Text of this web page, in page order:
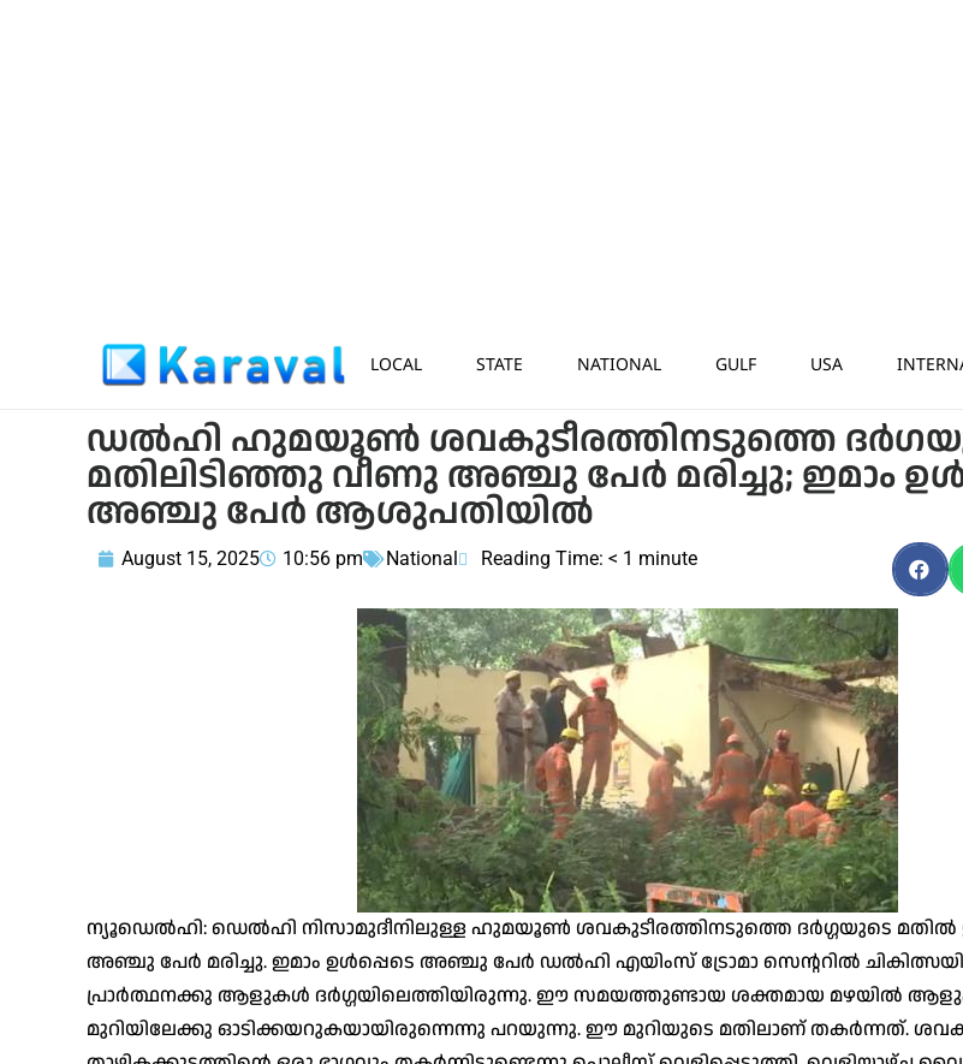
LOCAL STATE NATIONAL GULF USA
ഡൽഹി ഹുമയൂൺ ശവകുടീരത്തിനടുത്തെ
മതിലിടിഞ്ഞു വീണു അഞ്ചു പേർ മരിച്ചു; ഇമാം
അഞ്ചു പേർ ആശുപതിയിൽ
August 15, 2025 10:56 pm National Reading Time: < 1 minute
ന്യൂഡെൽഹി: ഡെൽഹി നിസാമുദീനിലുള്ള ഹുമയൂൺ ശവകുടീരത്തിനടുത്തെ ദർഗ്ഗയുടെ
അഞ്ചു പേർ മരിച്ചു. ഇമാം ഉൾപ്പെടെ അഞ്ചു പേർ ഡൽഹി എയിംസ് ട്രോമാ സെൻ്ററിൽ
പ്രാർത്ഥനക്കു ആളുകൾ ദർഗ്ഗയിലെത്തിയിരുന്നു. ഈ സമയത്തുണ്ടായ ശക്തമായ മഴയിൽ
മുറിയിലേക്കു ഓടിക്കയറുകയായിരുന്നെന്നു പറയുന്നു. ഈ മുറിയുടെ മതിലാണ് തകർന്നത്.